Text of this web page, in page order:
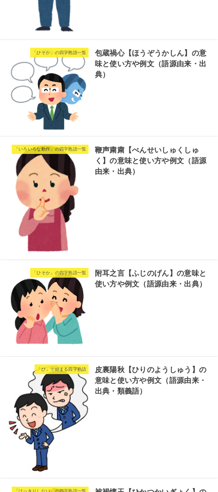
「ひそか」の四字熟語一覧
包蔵禍心【ほうぞうかしん】の意
味と使い方や例文（語源由来・出
典）
「いろいろな動作」の四字熟語一覧
鞭声粛粛【べんせいしゅくしゅ
く】の意味と使い方や例文（語源
由来・出典）
「ひそか」の四字熟語一覧
附耳之言【ふじのげん】の意味と
使い方や例文（語源由来・出典）
「ひ」で始まる四字熟語
皮裏陽秋【ひりのようしゅう】の
意味と使い方や例文（語源由来・
出典・類義語）